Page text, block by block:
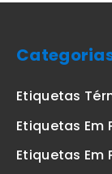
Etiquetas
Etiquetas Em
Etiquetas Em